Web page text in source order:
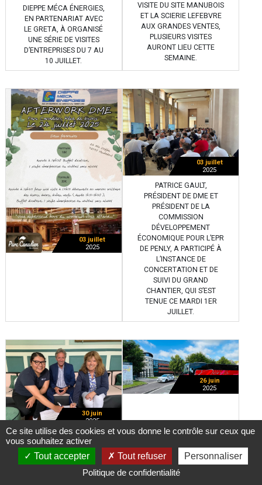
DIEPPE MÉCA ÉNERGIES,
EN PARTENARIAT AVEC
LE GRETA, À ORGANISÉ
UNE SÉRIE DE VISITES
D’ENTREPRISES DU 7 AU
10 JUILLET.
VISITE DU SITE MANUBOIS
ET LA SCIERIE LEFEBVRE
AUX GRANDES VENTES,
PLUSIEURS VISITES
AURONT LIEU CETTE
SEMAINE.
03 juillet
2025
03 juillet
2025
PATRICE GAULT,
PRÉSIDENT DE DME ET
PRÉSIDENT DE LA
COMMISSION
DÉVELOPPEMENT
ÉCONOMIQUE POUR L’EPR
DE PENLY, A PARTICIPÉ À
L’INSTANCE DE
CONCERTATION ET DE
SUIVI DU GRAND
CHANTIER, QUI S’EST
TENUE CE MARDI 1ER
JUILLET.
30 juin
2025
INAUGURATION D’UN
PROJET INNOVANT AU
SERVICE DE LA SANTÉ,
PORTÉ PAR L'INDUSTRIE
26 juin
2025
Ce site utilise des cookies et vous donne le contrôle sur ceux que
vous souhaitez activer
Tout accepter
Tout refuser
Personnaliser
Politique de confidentialité